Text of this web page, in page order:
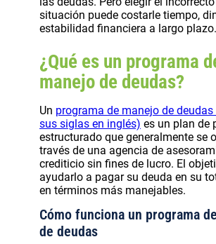
situación puede costarle tiempo,
estabilidad financiera a largo plazo.
¿Qué es un programa
manejo de deudas?
Un programa de manejo de deudas
sus siglas en inglés) es un plan de
estructurado que generalmente se
través de una agencia de
crediticio sin fines de lucro. El
ayudarlo a pagar su deuda en su
en términos más manejables.
Cómo funciona un programa
de deudas